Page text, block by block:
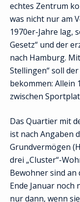
echtes Zentrum
was nicht nur am
1970er-Jahre lag,
Gesetz“ und der
nach Hamburg.
Stellingen“ soll
bekommen: Allein
zwischen
Das Quartier mit
ist nach Angaben
Grundvermögen
drei „Cluster“-
Bewohner sind
Ende Januar
nur dann, wenn